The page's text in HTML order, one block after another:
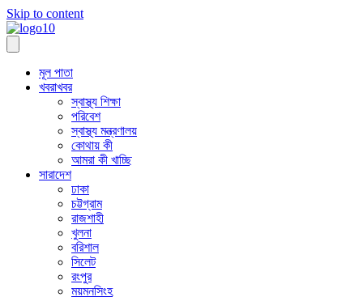
Skip to content
মূল পাতা
খবরাখবর
স্বাস্থ্য শিক্ষা
পরিবেশ
স্বাস্থ্য মন্ত্রণালয়
কোথায় কী
আমরা কী খাচ্ছি
সারাদেশ
ঢাকা
চট্টগ্রাম
রাজশাহী
খুলনা
বরিশাল
সিলেট
রংপুর
ময়মনসিংহ